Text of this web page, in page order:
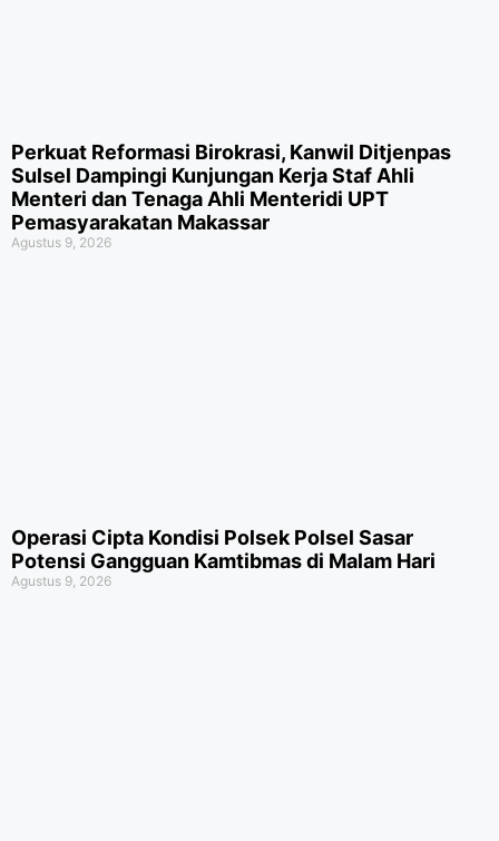
Perkuat Reformasi Birokrasi, Kanwil Ditjenpas
Sulsel Dampingi Kunjungan Kerja Staf Ahli
Menteri dan Tenaga Ahli Menteridi UPT
Pemasyarakatan Makassar
Agustus 9, 2026
Operasi Cipta Kondisi Polsek Polsel Sasar
Potensi Gangguan Kamtibmas di Malam Hari
Agustus 9, 2026